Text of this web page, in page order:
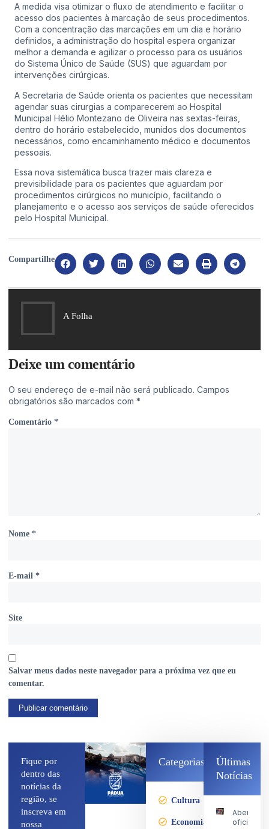
A medida visa otimizar o fluxo de atendimento e facilitar o
acesso dos pacientes à marcação de seus procedimentos.
Com a concentração das marcações em um dia e horário
definidos, a administração do hospital espera organizar
melhor a demanda e agilizar o processo para os usuários
do Sistema Único de Saúde (SUS) que aguardam por
intervenções cirúrgicas.
A Secretaria de Saúde orienta os pacientes que necessitam
agendar suas cirurgias a comparecerem ao Hospital
Municipal Hélio Montezano de Oliveira nas sextas-feiras,
dentro do horário estabelecido, munidos dos documentos
necessários, como encaminhamento médico e documentos
pessoais.
Essa nova sistemática busca trazer mais clareza e
previsibilidade para os pacientes que aguardam por
procedimentos cirúrgicos no município, facilitando o
planejamento e o acesso aos serviços de saúde oferecidos
pelo Hospital Municipal.
Compartilhe
A Folha
Deixe um comentário
O seu endereço de e-mail não será publicado. Campos
obrigatórios são marcados com *
Comentário *
Nome *
E-mail *
Site
Salvar meus dados neste navegador para a próxima vez que eu
comentar.
Fique por
dentro das
notícias da
região, se
inscreva em
nossa
Categorias
Cultura
Economia
Últimas
Notícias
Abertura
oficial